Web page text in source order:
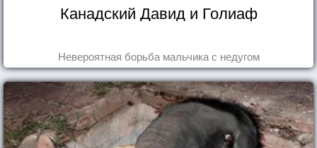
Канадский Давид и Голиаф
Невероятная борьба мальчика с недугом